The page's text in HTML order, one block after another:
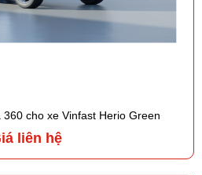
cho xe Vinfast Herio Green
liên hệ